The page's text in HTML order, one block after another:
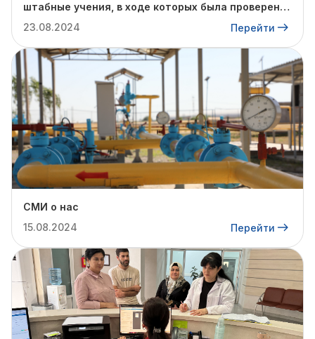
штабные учения, в ходе которых была проверена
осенне-зимнему сезону.
23.08.2024 Перейти
СМИ о нас
15.08.2024
Перейти